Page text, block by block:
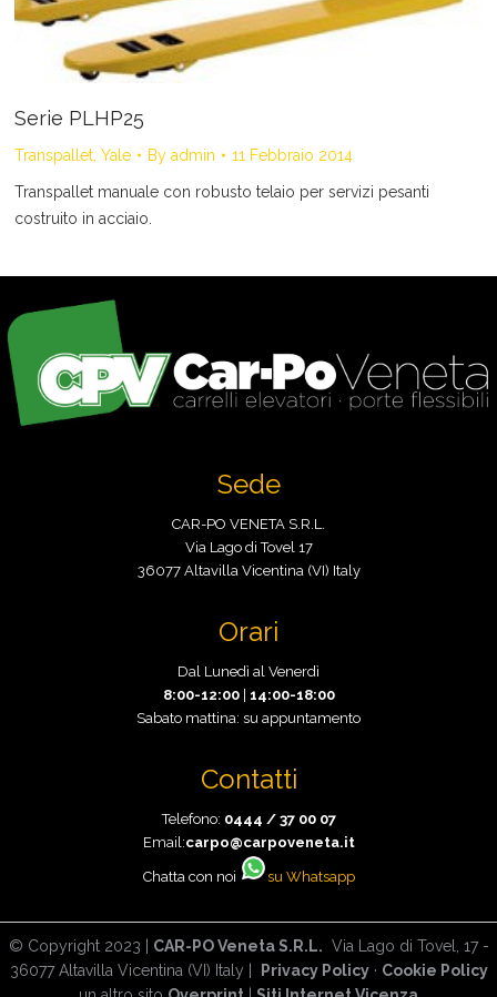
Serie PLHP25
Transpallet, Yale By admin 11 Febbraio 2014
Transpallet manuale con robusto telaio per servizi pesanti
costruito in acciaio.
Sede
CAR-PO VENETA S.R.L.
Via Lago di Tovel 17
36077 Altavilla Vicentina (VI) Italy
Orari
Dal Lunedì al Venerdì
8:00-12:00| 14:00-18:00
Sabato mattina: su appuntamento
Contatti
Telefono: 0444 / 37 00 07
Email:carpo@carpoveneta.it
Chatta con noi su Whatsapp
© Copyright 2023 | CAR-PO Veneta S.R.L. Via Lago di Tovel, 17 -
36077 Altavilla Vicentina (VI) Italy |
Privacy Policy· Cookie Policy